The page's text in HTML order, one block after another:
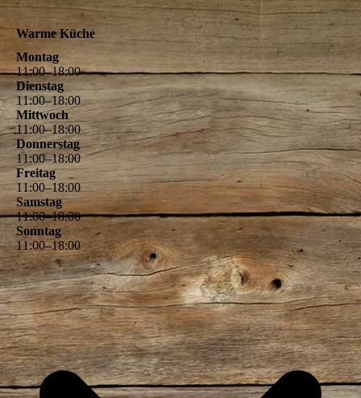
Warme Küche
Montag
11:00–18:00
Dienstag
11:00–18:00
Mittwoch
11:00–18:00
Donnerstag
11 :00–18:00
Freitag
11 :00–18:00
Samstag
11:00–18:00
Sonntag
11 :00–18:00